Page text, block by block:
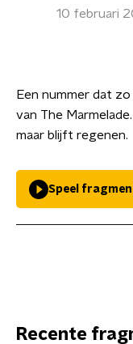
10 februari
Een nummer dat
van The
maar blijft regenen.
Speel
Recente